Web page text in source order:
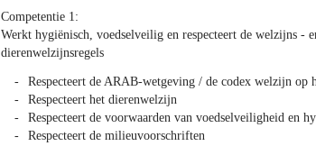
Competentie 1:
Werkt hygiënisch, voedselveilig en respecteert de welzijns -
dierenwelzijnsregels
Respecteert de ARAB-wetgeving / de codex welzijn op
Respecteert het dierenwelzijn
Respecteert de voorwaarden van voedselveiligheid en
Respecteert de milieuvoorschriften